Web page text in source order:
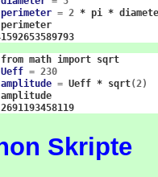
perimeter = 2 * pi *
from math import
Ueff = 230
amplitude = Ueff * sqrt(2)
Skripte